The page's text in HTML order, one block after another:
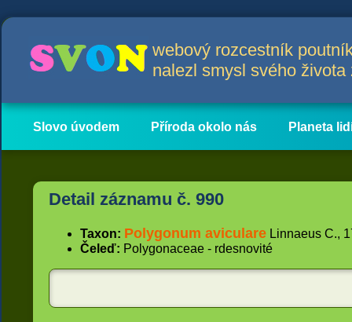
webový rozcestník
nalezl smysl svého
Slovo úvodem Příroda okolo nás Planeta
Hlavní obsah
Články
Detail záznamu č. 990
Taxon: Polygonum aviculare Linnaeus C.,
Čeleď: Polygonaceae - rdesnovité